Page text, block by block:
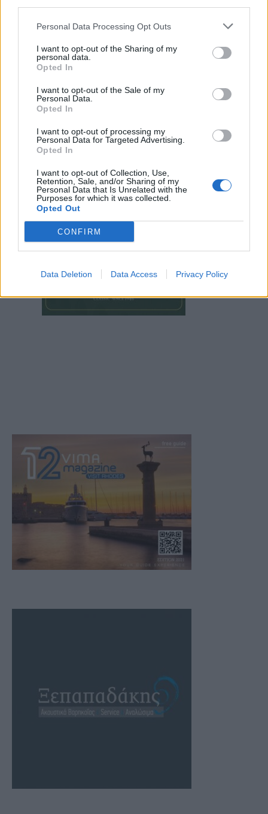
Personal Data Processing Opt Outs
I want to opt-out of the Sharing of my
personal data.
Opted In
I want to opt-out of the Sale of my
Personal Data.
Opted In
I want to opt-out of processing my
Personal Data for Targeted Advertising.
Opted In
I want to opt-out of Collection, Use,
Retention, Sale, and/or Sharing of my
Personal Data that Is Unrelated with the
Purposes for which it was collected.
Opted Out
CONFIRM
Data Deletion Data Access Privacy Policy